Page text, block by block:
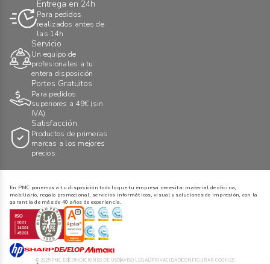
Entrega en 24h
Para pedidos
realizados antes de
las 14h
Servicio
Un equipo de
profesionales a tu
entera disposición
Portes Gratuitos
Para pedidos
superiores a 49€ (sin
IVA)
Satisfacción
Productos de primeras
marcas a los mejores
precios
En PMC ponemos a tu disposición todo lo que tu empresa necesita: material de oficina,
mobiliario, regalo promocional, servicios informáticos, visual y soluciones de impresión, con la
garantía de más de 40 años de experiencia.
© 2025 PMC.ESCONDICIONES DE USO AVISO LEGAL PRIVACIDADCONFIGURAR COOKIES